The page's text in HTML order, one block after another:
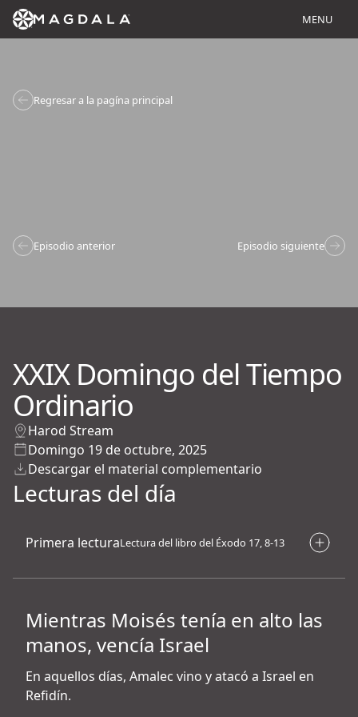
MENU
Regresar a la pagína principal
Episodio anterior Episodio siguiente
XXIX Domingo del Tiempo
Ordinario
Harod Stream
Domingo 19 de octubre, 2025
Descargar el material complementario
Lecturas del día
Primera lecturaLectura del libro del Éxodo 17, 8-13
Mientras Moisés tenía en alto las
manos, vencía Israel
En aquellos días, Amalec vino y atacó a Israel en
Refidín.
Al hacer clic en “Aceptar” o cerrar esta ventana, usted acepta el
almacenamiento de cookies en su dispositivo para mejorar la
navegación del sitio, analizar el uso del sitio y colaborar con nuestros
Acceptar los Cookies